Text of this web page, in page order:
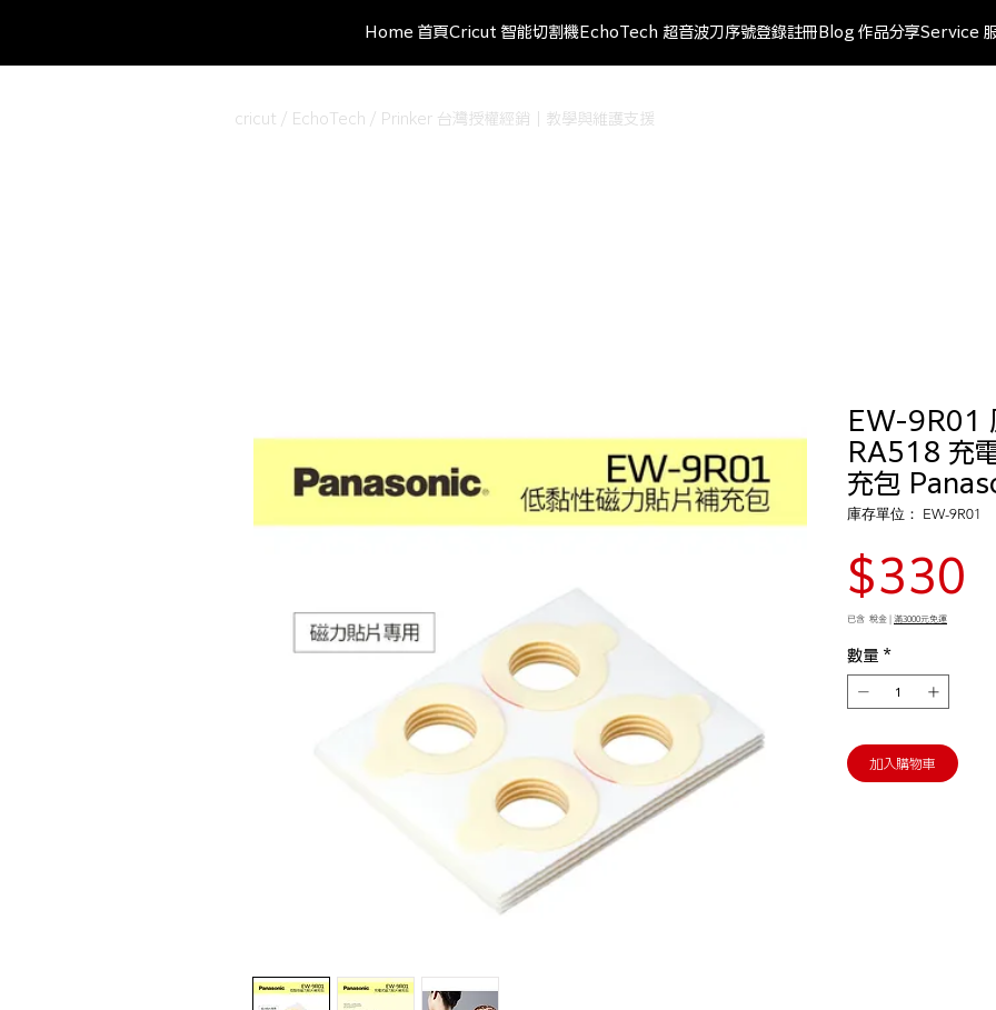
Home 首頁Cricut 智能切割機EchoTech 超音波刀序號登錄註冊 Blog 作品分享Service
cricut / EchoTech / Prinker 台灣授權經銷｜教學與維護支援
EW-9R01
RA518 充
充包
庫存單位： EW-9R01
$330
已含 稅金 滿3000元免運
數量 *
加入購物車